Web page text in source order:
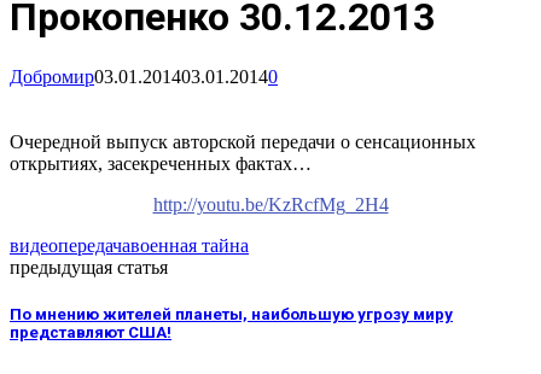
Прокопенко 30.12.2013
Добромир03.01.201403.01.20140
Очередной выпуск авторской передачи о сенсационных
открытиях, засекреченных фактах…
http://youtu.be/KzRcfMg_2H4
видеопередачавоенная тайна
предыдущая статья
По мнению жителей планеты, наибольшую угрозу миру
представляют США!